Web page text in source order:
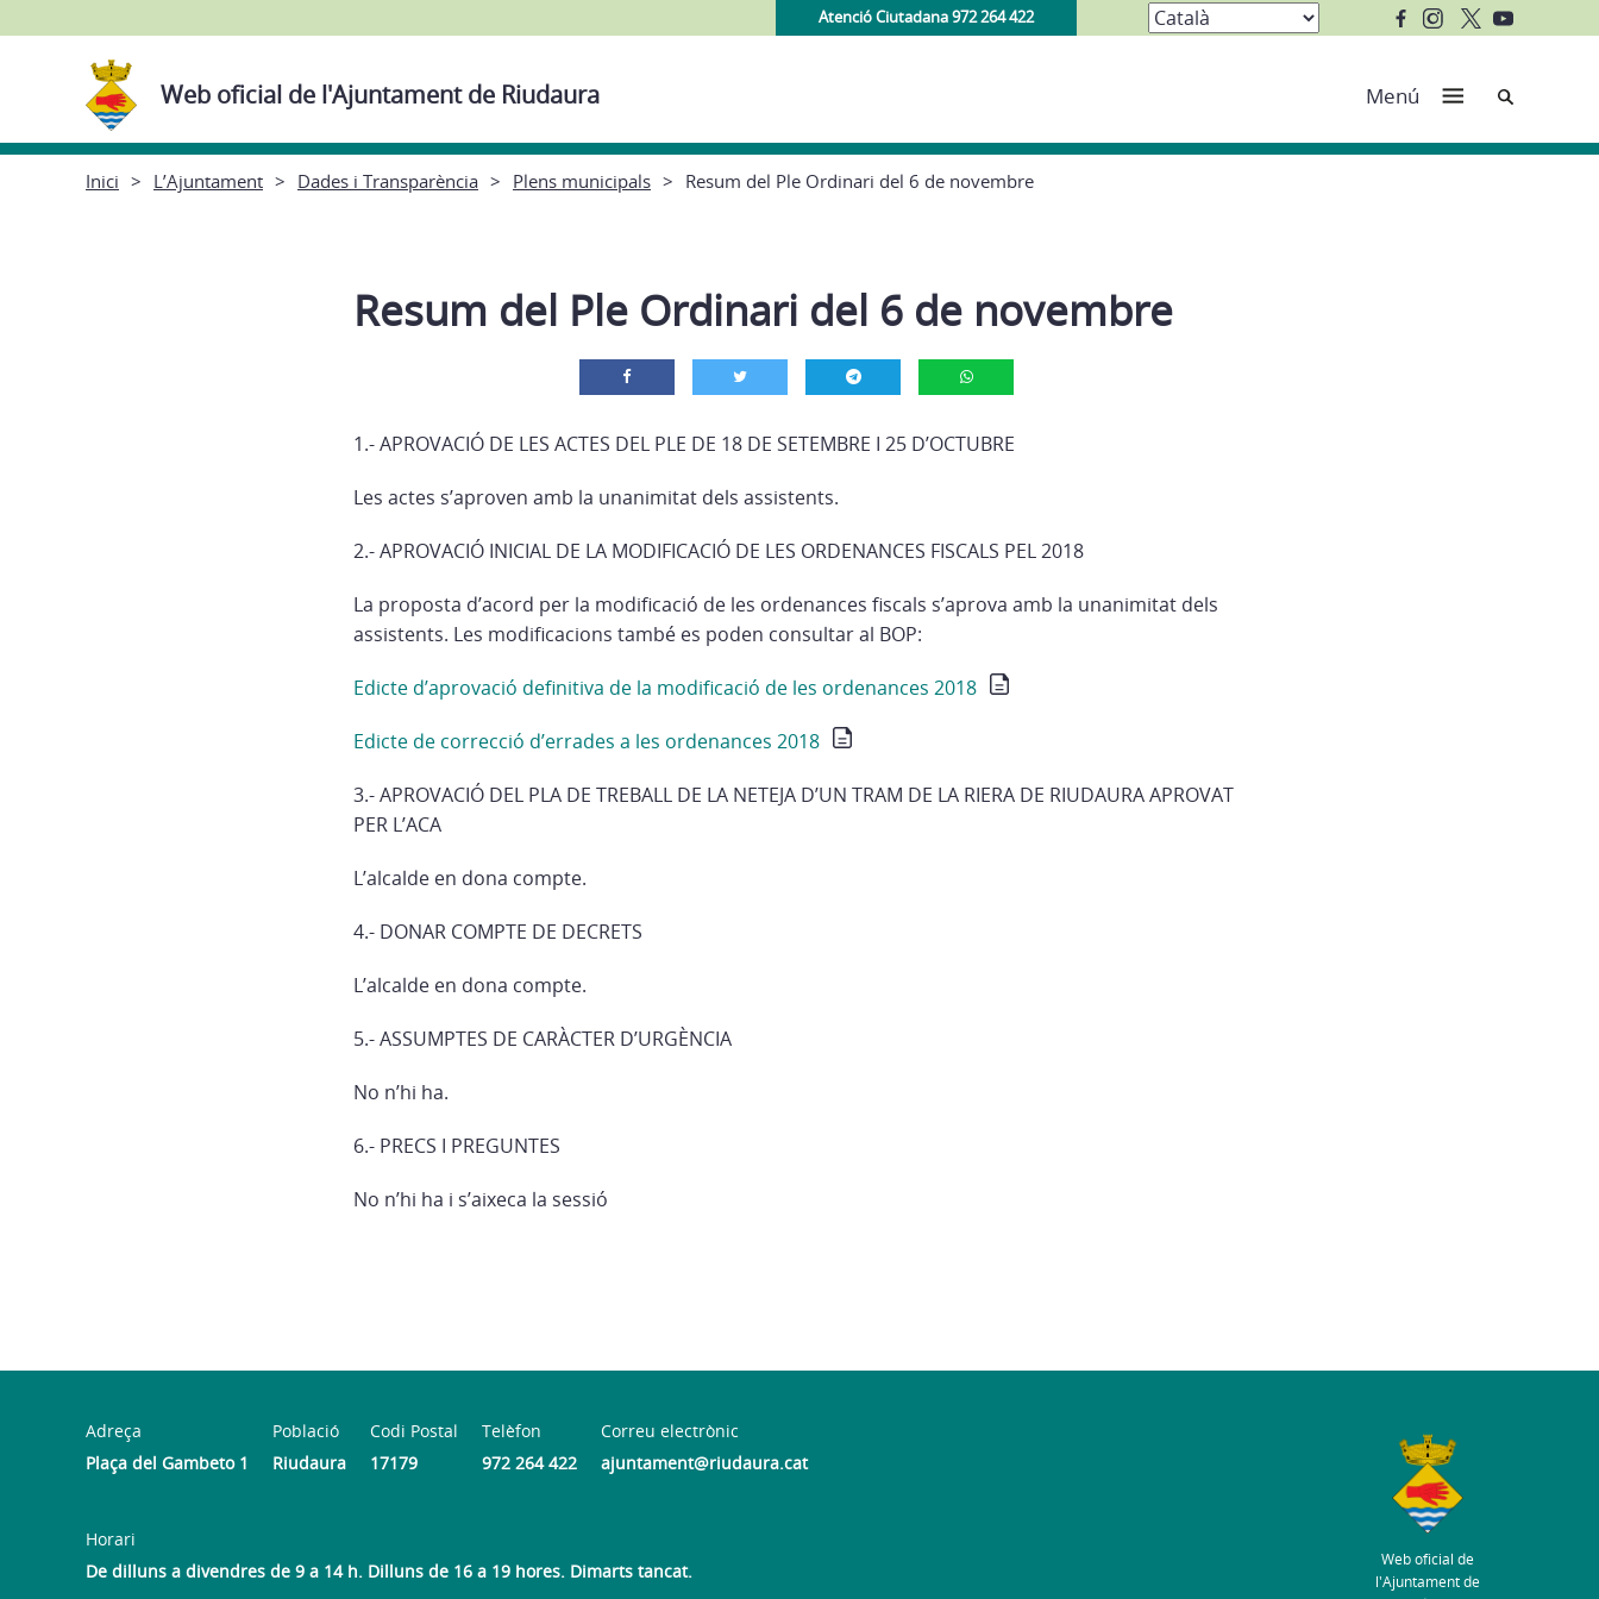
Atenció Ciutadana 972 264 422
Web oficial de l'Ajuntament de Riudaura Menú Cerca
Inici L’Ajuntament Dades i Transparència Plens municipals Resum del Ple Ordinari del 6 de novembre
Resum del Ple Ordinari del 6 de novembre
1.- APROVACIÓ DE LES ACTES DEL PLE DE 18 DE SETEMBRE I 25 D’OCTUBRE
Les actes s’aproven amb la unanimitat dels assistents.
2.- APROVACIÓ INICIAL DE LA MODIFICACIÓ DE LES ORDENANCES FISCALS PEL 2018
La proposta d’acord per la modificació de les ordenances fiscals s’aprova amb la unanimitat dels
assistents. Les modificacions també es poden consultar al BOP:
Edicte d’aprovació definitiva de la modificació de les ordenances 2018
Edicte de correcció d’errades a les ordenances 2018
3.- APROVACIÓ DEL PLA DE TREBALL DE LA NETEJA D’UN TRAM DE LA RIERA DE RIUDAURA APROVAT
PER L’ACA
L’alcalde en dona compte.
4.- DONAR COMPTE DE DECRETS
L’alcalde en dona compte.
5.- ASSUMPTES DE CARÀCTER D’URGÈNCIA
No n’hi ha.
6.- PRECS I PREGUNTES
No n’hi ha i s’aixeca la sessió
Adreça
Plaça del Gambeto 1
Població
Riudaura
Codi Postal
17179
Telèfon
972 264 422
Correu electrònic
ajuntament@riudaura.cat
Horari
De dilluns a divendres de 9 a 14 h. Dilluns de 16 a 19 hores. Dimarts tancat.
Web oficial de
l'Ajuntament de